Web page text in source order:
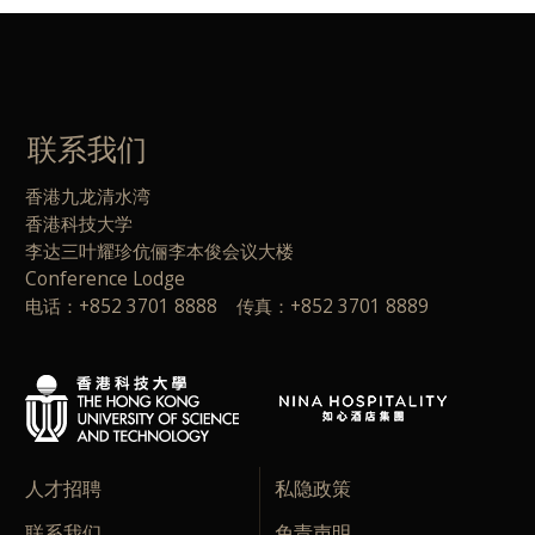
联系我们
香港九龙清水湾
香港科技大学
李达三叶耀珍伉俪李本俊会议大楼
Conference Lodge
电话：+852 3701 8888 传真：+852 3701 8889
人才招聘
私隐政策